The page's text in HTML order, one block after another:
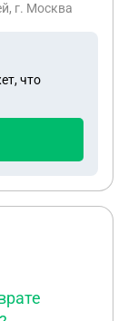
г. Москва
что